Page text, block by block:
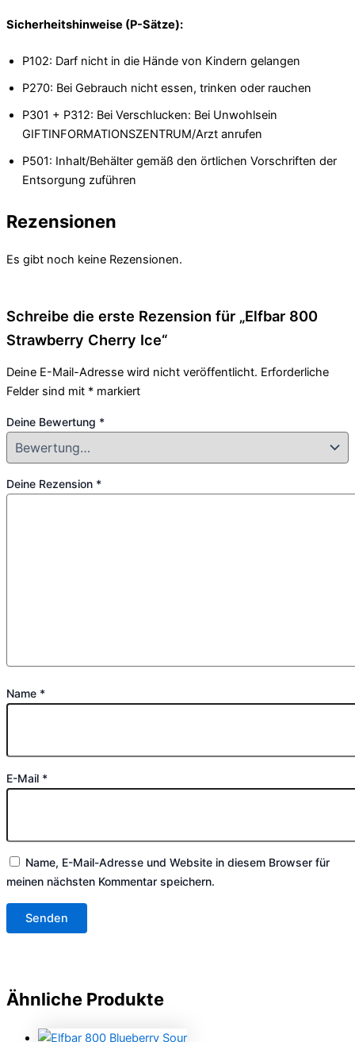
Sicherheitshinweise (P-Sätze):
P102: Darf nicht in die Hände von Kindern gelangen
P270: Bei Gebrauch nicht essen, trinken oder rauchen
P301 + P312: Bei Verschlucken: Bei Unwohlsein
GIFTINFORMATIONSZENTRUM/Arzt anrufen
P501: Inhalt/Behälter gemäß den örtlichen Vorschriften der
Entsorgung zuführen
Rezensionen
Es gibt noch keine Rezensionen.
Schreibe die erste Rezension für „Elfbar 800
Strawberry Cherry Ice“
Deine E-Mail-Adresse wird nicht veröffentlicht. Erforderliche
Felder sind mit * markiert
Deine Bewertung *
Deine Rezension *
Name *
E-Mail *
Name, E-Mail-Adresse und Website in diesem Browser für
meinen nächsten Kommentar speichern.
Ähnliche Produkte